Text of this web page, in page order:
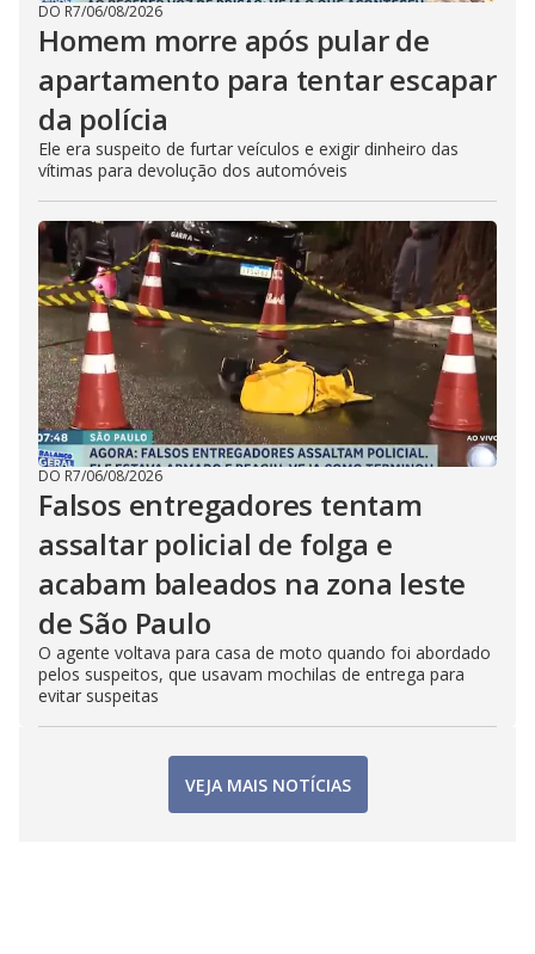
DO R7/06/08/2026
Homem morre após pular de
apartamento para tentar escapar
da polícia
Ele era suspeito de furtar veículos e exigir dinheiro das
vítimas para devolução dos automóveis
DO R7/06/08/2026
Falsos entregadores tentam
assaltar policial de folga e
acabam baleados na zona leste
de São Paulo
O agente voltava para casa de moto quando foi abordado
pelos suspeitos, que usavam mochilas de entrega para
evitar suspeitas
VEJA MAIS NOTÍCIAS